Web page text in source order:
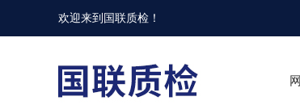
欢迎来到 国联质检 ！